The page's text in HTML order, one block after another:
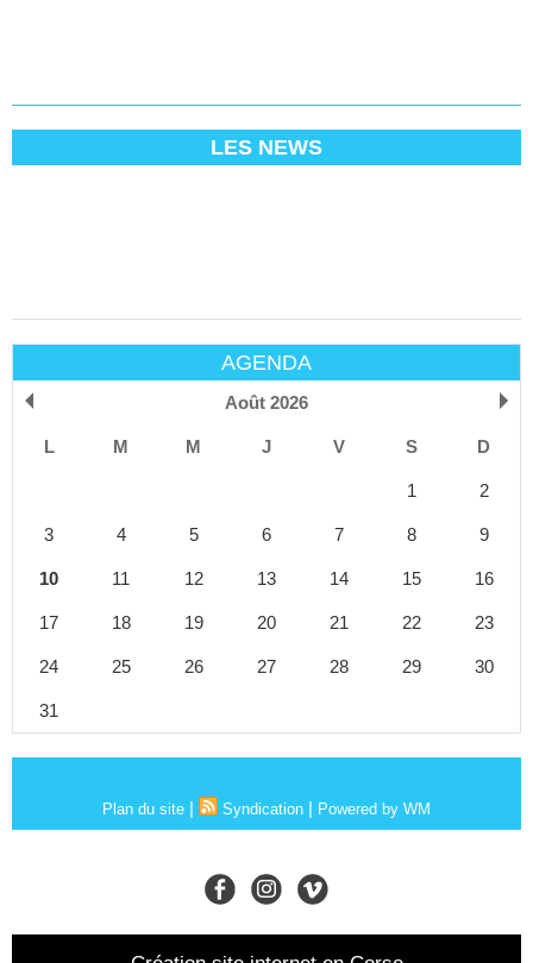
LES NEWS
AGENDA
Août 2026
L M M J V S D
1 2
3 4 5 6 7 8 9
10 11 12 13 14 15 16
17 18 19 20 21 22 23
24 25 26 27 28 29 30
31
Plan du site | Syndication | Powered by WM